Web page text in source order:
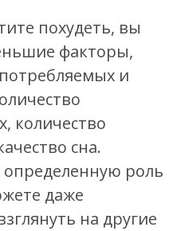
похудеть, вы
факторы,
и
количество
сна.
роль
даже
на другие